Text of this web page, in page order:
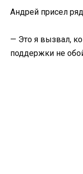
Андрей присел
— Это я вызвал,
поддержки не